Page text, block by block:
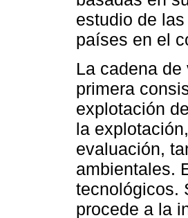
estudio de
países en el
La cadena
primera
explotación
la
evaluación,
ambientales.
tecnológicos.
procede a la